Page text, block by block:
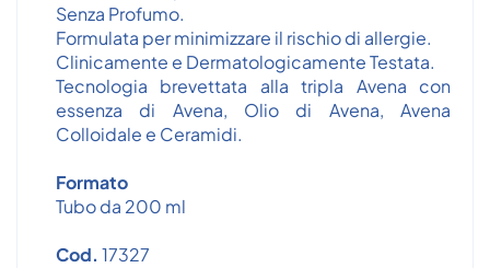
Senza Profumo.
Formulata per minimizzare il rischio di allergie.
Clinicamente e Dermatologicamente Testata.
Tecnologia brevettata alla tripla Avena con
essenza di Avena, Olio di Avena, Avena
Colloidale e Ceramidi.
Formato
Tubo da 200 ml
Cod. 17327